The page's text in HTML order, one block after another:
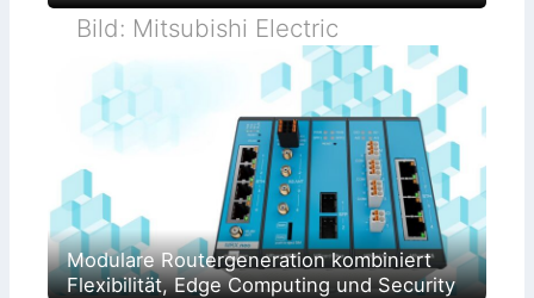
Bild: Mitsubishi Electric
Modulare Routergeneration kombiniert
Flexibilität, Edge Computing und Security